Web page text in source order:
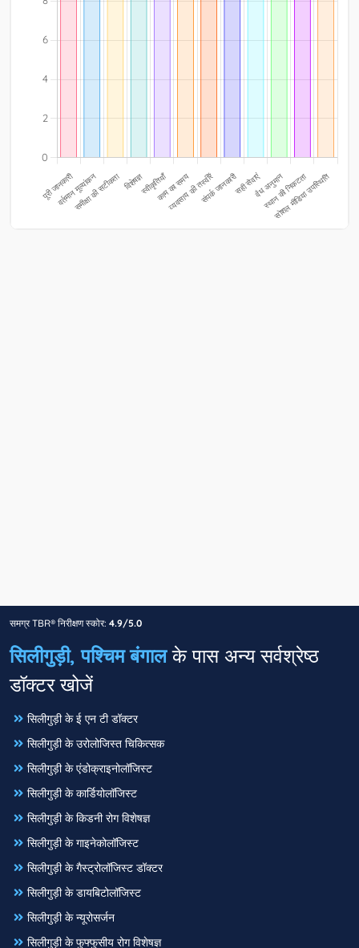
समग्र TBR® निरीक्षण स्कोर: 4.9/5.0
सिलीगुड़ी, पश्चिम बंगालके पास अन्य सर्वश्रेष्ठ
डॉक्टर खोजें
सिलीगुड़ी के ई एन टी डॉक्टर
सिलीगुड़ी के उरोलोजिस्त चिकित्सक
सिलीगुड़ी के एंडोक्राइनोलॉजिस्ट
सिलीगुड़ी के कार्डियोलॉजिस्ट
सिलीगुड़ी के किडनी रोग विशेषज्ञ
सिलीगुड़ी के गाइनेकोलॉजिस्ट
सिलीगुड़ी के गैस्ट्रोलॉजिस्ट डॉक्टर
सिलीगुड़ी के डायबिटोलॉजिस्ट
सिलीगुड़ी के न्यूरोसर्जन
सिलीगुड़ी के फुफ्फुसीय रोग विशेषज्ञ